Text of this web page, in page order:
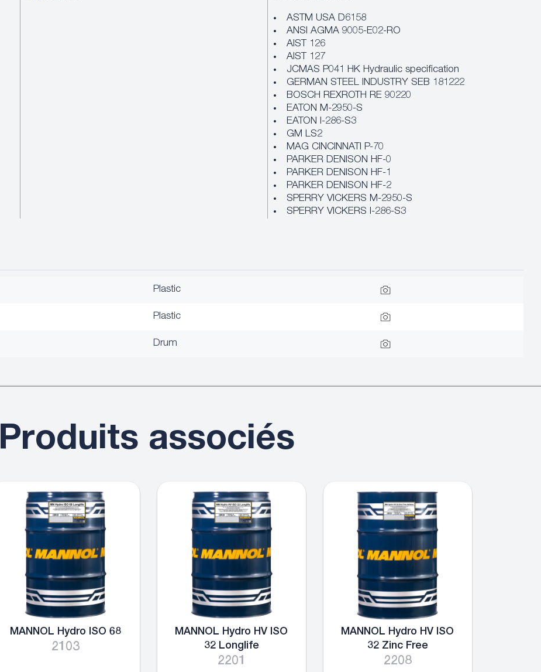
ASTM USA D6158
ANSI AGMA 9005-E02-RO
AIST 126
AIST 127
JCMAS P041 HK Hydraulic specification
GERMAN STEEL INDUSTRY SEB 181222
BOSCH REXROTH RE 90220
EATON M-2950-S
EATON I-286-S3
GM LS2
MAG CINCINNATI P-70
PARKER DENISON HF-0
PARKER DENISON HF-1
PARKER DENISON HF-2
SPERRY VICKERS M-2950-S
SPERRY VICKERS I-286-S3
Plastic
Plastic
Drum
Produits associés
MANNOL Hydro ISO 68
2103
MANNOL Hydro HV ISO
32 Longlife
2201
MANNOL Hydro HV ISO
32 Zinc Free
2208